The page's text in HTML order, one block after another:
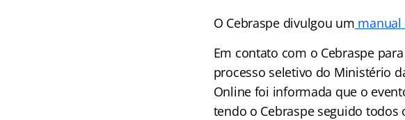
O Cebraspe divulgou um manual
Em contato com o Cebraspe
processo seletivo do Ministério
Online foi informada que o
tendo o Cebraspe seguido